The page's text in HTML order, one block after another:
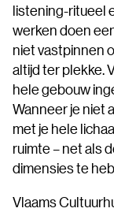
listening-ritueel
werken doen
niet vastpinnen
altijd ter plekke.
hele gebouw
Wanneer je niet
met je hele
ruimte – net als
dimensies te
Vlaams